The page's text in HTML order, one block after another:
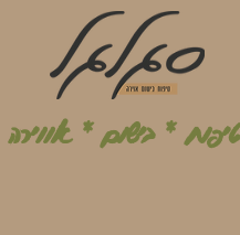
טיפוח * בישום * אווירה